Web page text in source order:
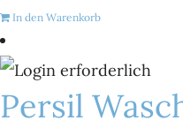
In den Warenkorb
Persil